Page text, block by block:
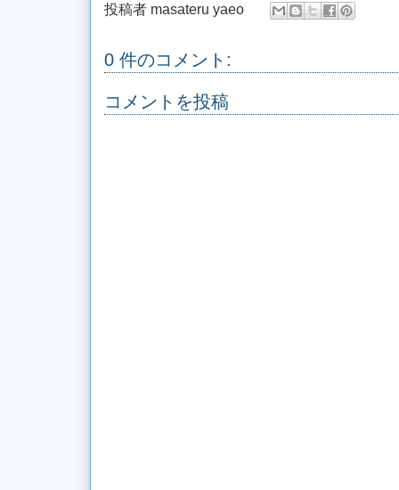
投稿者 masateru yaeo
0 件のコメント:
コメントを投稿